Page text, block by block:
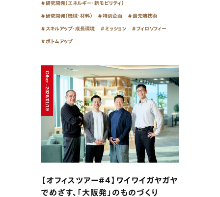
研究開発（エネルギー・新モビリティ）
研究開発（機械・材料） 特別企画 最先端技術
スキルアップ・成長環境 ミッション フィロソフィー
ボトムアップ
Other - 2026/01/19
【オフィスツアー#4】ワイワイガヤガヤ
でめざす、「大阪発」のものづくり